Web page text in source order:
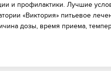
и профилактики. Лучшие
«Виктория» питьевое
дозы, время приема,